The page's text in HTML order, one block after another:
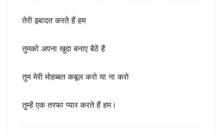
तेरी इबादत करते हैं हम
तुमको अपना खुदा बनाए बैठें हैं
तुम मेरी मोहब्बत कबूल करो या ना करो
तुम्हें एक तरफा प्यार करते हैं हम।